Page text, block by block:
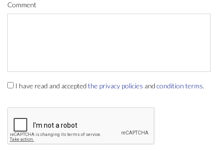
Comment
I have read and accepted the privacy policies and condition terms.